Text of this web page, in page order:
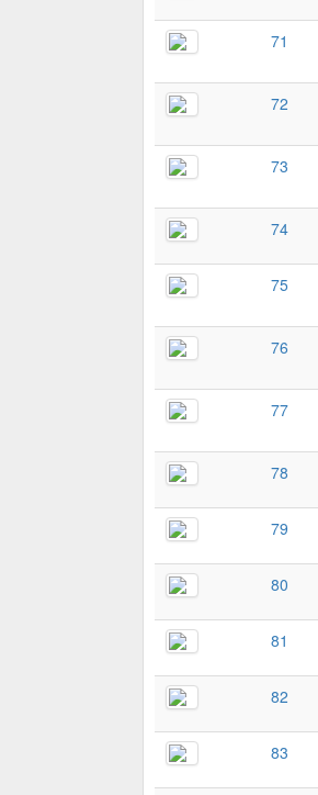
71
72
73
74
75
76
77
78
79
80
81
82
83